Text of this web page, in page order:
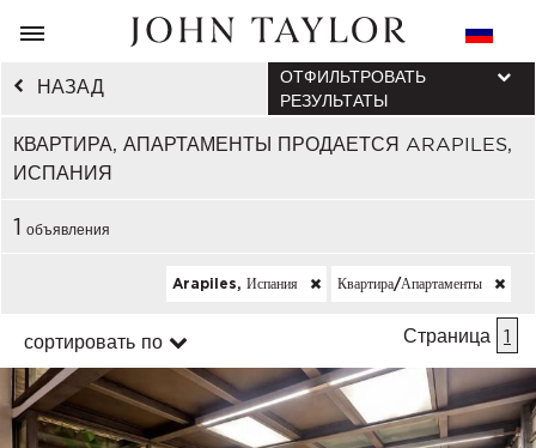
НАЗАД
КВАРТИРА, АПАРТАМЕНТЫ ПРОДАЕТСЯ ARAPILES,
ИСПАНИЯ
ОТФИЛЬТРОВАТЬ
РЕЗУЛЬТАТЫ
1 объявления
Arapiles, Испания Квартира/апартаменты
сортировать по Страница 1